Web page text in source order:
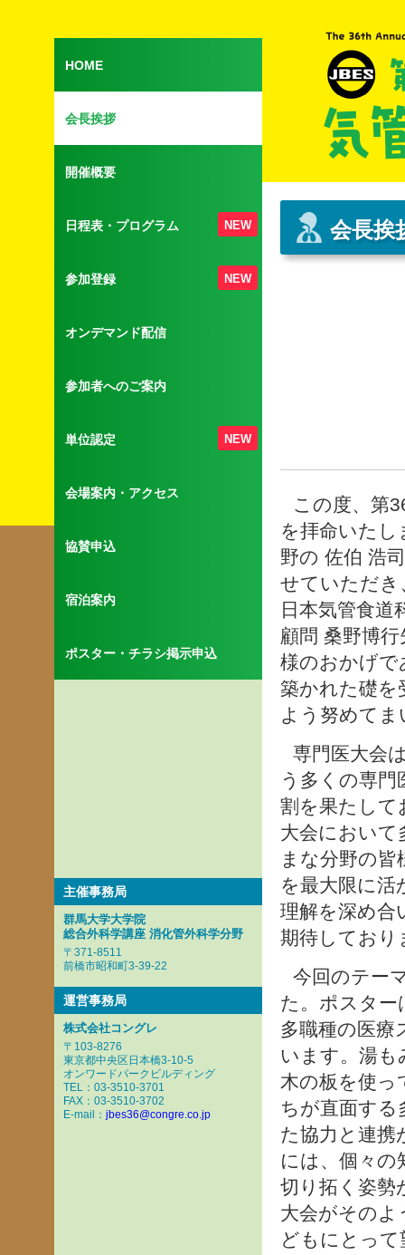
会長挨
この度、第
を拝命いたし
野の 佐伯 浩
せていただき
日本気管食道
顧問 桑野博
様のおかげで
築かれた礎を
よう努めて
専門医大会
う多くの専
割を果たして
大会において
まな分野の
を最大限に活
理解を深め合
期待しており
今回のテー
た。ポスター
多職種の医療
います。湯も
木の板を使っ
ちが直面する
た協力と連携
には、個々の
切り拓く姿勢
大会がそのよ
どもにとっ
HOME
会長挨拶
開催概要
日程表・プログラム NEW
参加登録 NEW
オンデマンド配信
参加者へのご案内
単位認定 NEW
会場案内・アクセス
協賛申込
宿泊案内
ポスター・チラシ掲示申込
主催事務局
群馬大学大学院
総合外科学講座 消化管外科学分野
〒371-8511
前橋市昭和町3-39-22
運営事務局
株式会社コングレ
〒103-8276
東京都中央区日本橋3-10-5
オンワードパークビルディング
TEL：03-3510-3701
FAX：03-3510-3702
E-mail： jbes36@congre.co.jp